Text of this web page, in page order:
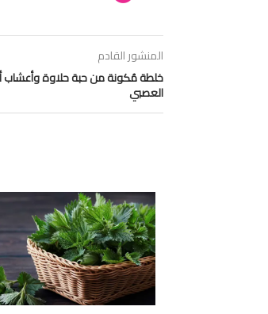
المنشور القادم
خلطة مُكونة من حبة حلاوة وأعشاب
العصبي